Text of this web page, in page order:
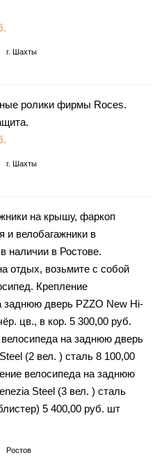
г. Шахты
ролики фирмы Roces.
г. Шахты
на крышу, фаркоп
и велобагажники в
наличии в Ростове.
отдых, возьмите с собой
Крепление
заднюю дверь PZZO New Hi-
цв., в кор. 5 300,00 руб.
на заднюю дверь
(2 вел. ) сталь 8 100,00
велосипеда на заднюю
Steel (3 вел. ) сталь
5 400,00 руб. шт
Ростов